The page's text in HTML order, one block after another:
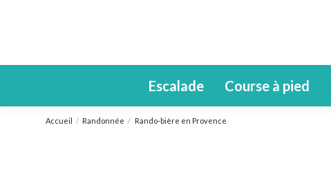
Escalade Course à pied
Accueil Randonnée Rando-bière en Provence